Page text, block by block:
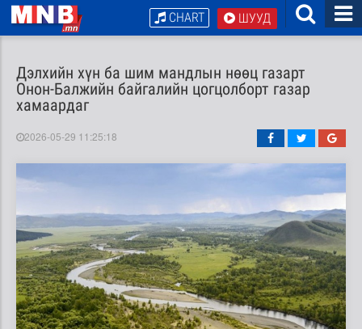
ШУУД
CHART
Дэлхийн хүн ба шим мандлын нөөц газарт
Онон-Балжийн байгалийн цогцолборт газар
хамаардаг
2026-05-29 11:25:18